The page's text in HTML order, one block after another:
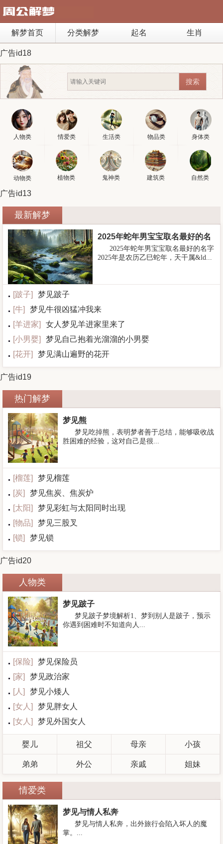
解梦首页 分类解梦 起名 生肖
广告id18
人物类 情爱类 生活类 物品类 身体类
动物类 植物类 鬼神类 建筑类 自然类
广告id13
最新解梦
2025年蛇年男宝宝取名最好的名
2025年蛇年男宝宝取名最好的名字
2025年是农历乙巳蛇年，天干属&ld...
[跛子]
梦见跛子
[牛]
梦见牛很凶猛冲我来
[羊进家]
女人梦见羊进家里来了
[小男婴]
梦见自己抱着光溜溜的小男婴
[花开] 梦见满山遍野的花开
广告id19
热门解梦
梦见熊
梦见吃掉熊，表明梦者善于总结，能够吸收战
胜困难的经验，这对自己是很...
[榴莲]
梦见榴莲
[炭]
梦见焦炭、焦炭炉
[太阳]
梦见彩虹与太阳同时出现
[物品]
梦见三股叉
[锁] 梦见锁
广告id20
人物类
梦见跛子
梦见跛子梦境解析1、梦到别人是跛子，预示
你遇到困难时不知道向人...
[保险]
梦见保险员
[家]
梦见政治家
[人 ]
梦见小矮人
[女人 ]
梦见胖女人
[女人 ] 梦见外国女人
婴儿 祖父 母亲 小孩
弟弟 外公 亲戚 姐妹
情爱类
梦见与情人私奔
梦见与情人私奔，出外旅行会陷入坏人的魔
掌。...